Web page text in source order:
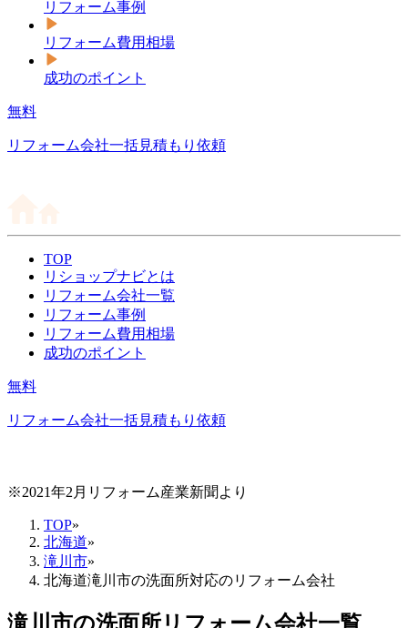
リフォーム事例
リフォーム費用相場
成功のポイント
無料
リフォーム会社一括見積もり依頼
TOP
リショップナビとは
リフォーム会社一覧
リフォーム事例
リフォーム費用相場
成功のポイント
無料
リフォーム会社一括見積もり依頼
※2021年2月リフォーム産業新聞より
TOP»
北海道»
滝川市»
北海道滝川市の洗面所対応のリフォーム会社
滝川市の洗面所リフォーム会社一覧